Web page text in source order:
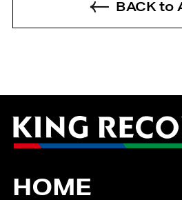
BACK to
HOME